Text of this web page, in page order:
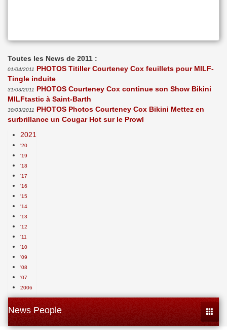
Toutes les News de 2011 :
01/04/2011 PHOTOS Titiller Courteney Cox feuillets pour MILF-
Tingle induite
31/03/2011 PHOTOS Courteney Cox continue son Show Bikini
MILFtastic à Saint-Barth
30/03/2011 PHOTOS Photos Courteney Cox Bikini Mettez en
surbrillance un Cougar Hot sur le Prowl
2021
'20
'19
'18
'17
'16
'15
'14
'13
'12
'11
'10
'09
'08
'07
2006
News People